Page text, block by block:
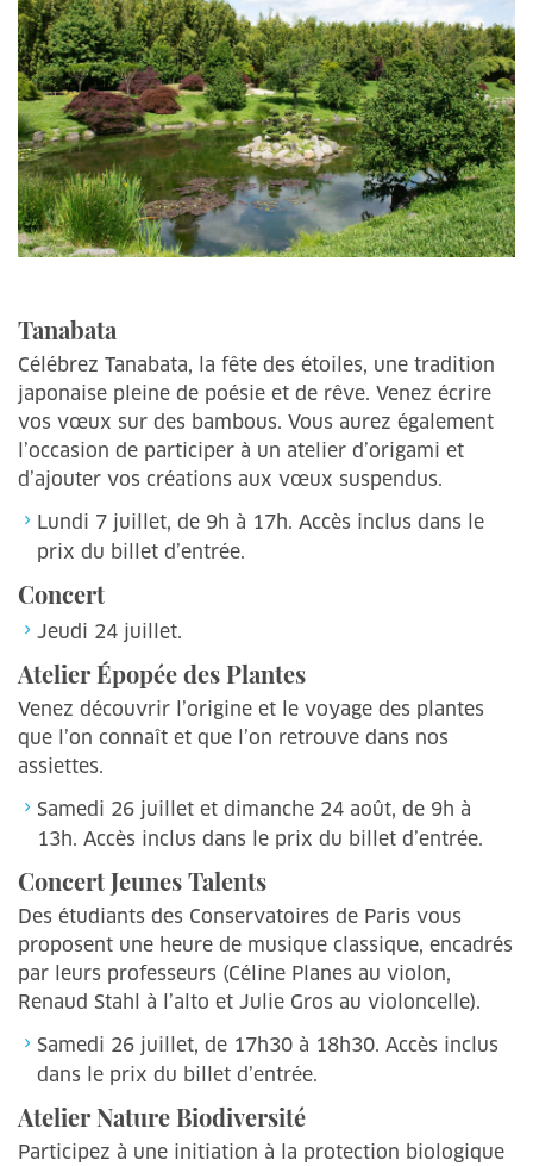
Tanabata
Célébrez Tanabata, la fête des étoiles, une tradition
japonaise pleine de poésie et de rêve. Venez écrire
vos vœux sur des bambous. Vous aurez également
l’occasion de participer à un atelier d’origami et
d’ajouter vos créations aux vœux suspendus.
Lundi 7 juillet, de 9h à 17h. Accès inclus dans le
prix du billet d’entrée.
Concert
Jeudi 24 juillet.
Atelier Épopée des Plantes
Venez découvrir l’origine et le voyage des plantes
que l’on connaît et que l’on retrouve dans nos
assiettes.
Samedi 26 juillet et dimanche 24 août, de 9h à
13h. Accès inclus dans le prix du billet d’entrée.
Concert Jeunes Talents
Des étudiants des Conservatoires de Paris vous
proposent une heure de musique classique, encadrés
par leurs professeurs (Céline Planes au violon,
Renaud Stahl à l’alto et Julie Gros au violoncelle).
Samedi 26 juillet, de 17h30 à 18h30. Accès inclus
dans le prix du billet d’entrée.
Atelier Nature Biodiversité
Participez à une initiation à la protection biologique